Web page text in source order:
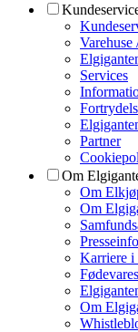
Varehuse
Services
Partner
Om
Om
Om
Karriere i
Om